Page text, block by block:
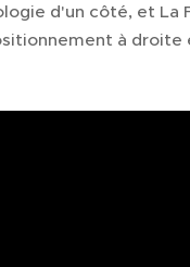
d'un côté, et La
à droite